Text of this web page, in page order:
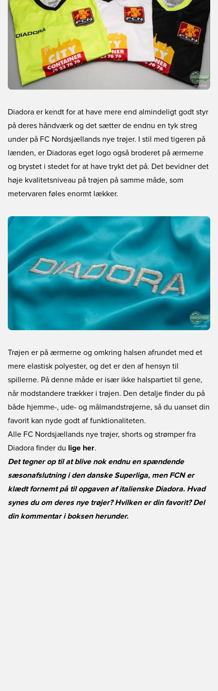
Diadora er kendt for at have mere end almindeligt godt styr
på deres håndværk og det sætter de endnu en tyk streg
under på FC Nordsjællands nye trøjer. I stil med tigeren på
lænden, er Diadoras eget logo også broderet på ærmerne
og brystet i stedet for at have trykt det på. Det bevidner det
høje kvalitetsniveau på trøjen på samme måde, som
metervaren føles enormt lækker.
Trøjen er på ærmerne og omkring halsen afrundet med et
mere elastisk polyester, og det er den af hensyn til
spillerne. På denne måde er især ikke halspartiet til gene,
når modstandere trækker i trøjen. Den detalje finder du på
både hjemme-, ude- og målmandstrøjerne, så du uanset din
favorit kan nyde godt af funktionaliteten.
Alle FC Nordsjællands nye trøjer, shorts og strømper fra
Diadora finder du
lige her.
Det tegner op til at blive nok endnu en spændende
sæsonafslutning i den danske Superliga, men FCN er
klædt fornemt på til opgaven af italienske Diadora. Hvad
synes du om deres nye trøjer? Hvilken er din favorit? Del
din kommentar i boksen herunder.